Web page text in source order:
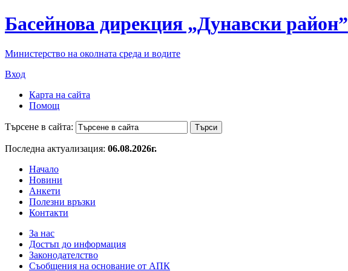
Басейнова дирекция „Дунавски район”
Министерство на околната среда и водите
Вход
Карта на сайта
Помощ
Търсене в сайта:
Последна актуализация: 06.08.2026г.
Начало
Новини
Анкети
Полезни връзки
Контакти
За нас
Достъп до информация
Законодателство
Съобщения на основание от АПК